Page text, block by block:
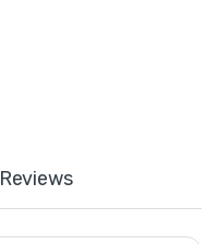
Reviews